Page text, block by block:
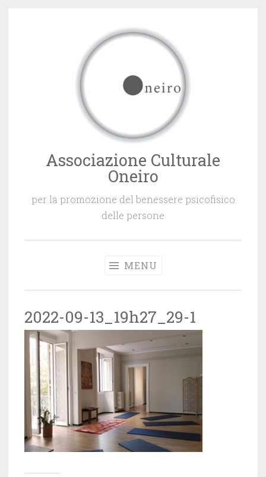
Associazione Culturale
Oneiro
per la promozione del benessere psicofisico
delle persone
MENU
2022-09-13_19h27_29-1